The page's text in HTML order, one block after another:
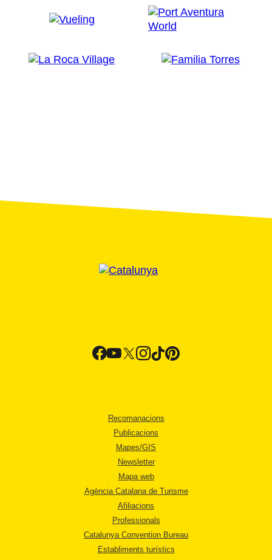
Recomanacions
Publicacions
Mapes/GIS
Newsletter
Mapa web
Agència Catalana de Turisme
Afiliacions
Professionals
Catalunya Convention Bureau
Establiments turístics